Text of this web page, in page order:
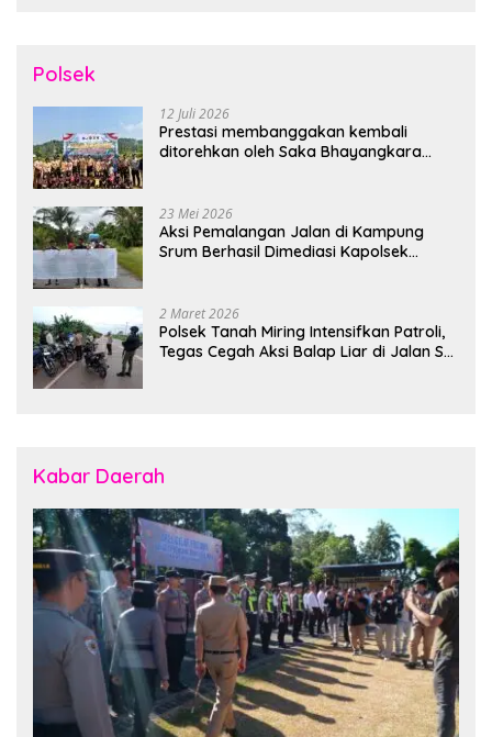
Polsek
12 Juli 2026
Prestasi membanggakan kembali
ditorehkan oleh Saka Bhayangkara
23 Mei 2026
Aksi Pemalangan Jalan di Kampung
Srum Berhasil Dimediasi Kapolsek
2 Maret 2026
Polsek Tanah Miring Intensifkan Patroli,
Tegas Cegah Aksi Balap Liar di Jalan SP
Kabar Daerah